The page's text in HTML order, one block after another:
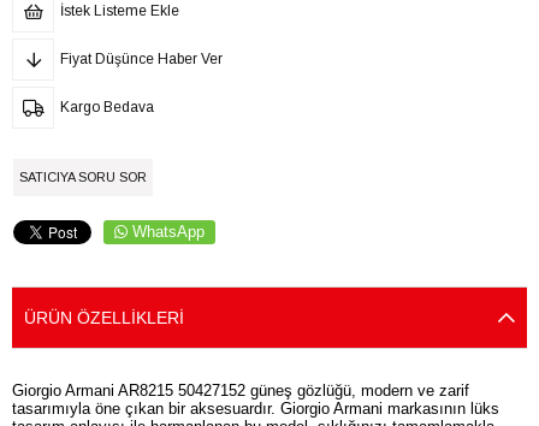
İstek Listeme Ekle
Fiyat Düşünce Haber Ver
Kargo Bedava
SATICIYA SORU SOR
WhatsApp
ÜRÜN ÖZELLIKLERI
Giorgio Armani AR8215 50427152 güneş gözlüğü, modern ve zarif
tasarımıyla öne çıkan bir aksesuardır. Giorgio Armani markasının lüks